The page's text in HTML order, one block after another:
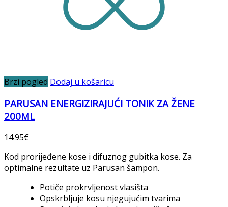
Brzi pogled Dodaj u košaricu
PARUSAN ENERGIZIRAJUĆI TONIK ZA ŽENE
200ML
14.95€
Kod prorijeđene kose i difuznog gubitka kose. Za
optimalne rezultate uz Parusan šampon.
Potiče prokrvljenost vlasišta
Opskrbljuje kosu njegujućim tvarima